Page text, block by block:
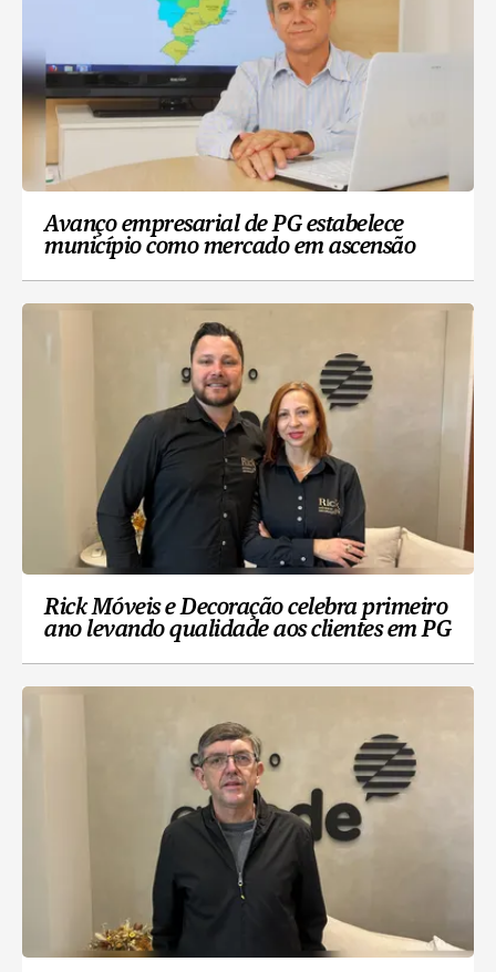
Avanço empresarial de PG estabelece
município como mercado em ascensão
Rick Móveis e Decoração celebra primeiro
ano levando qualidade aos clientes em PG